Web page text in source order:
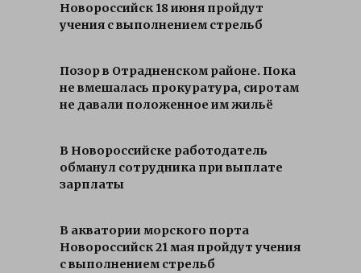
Новороссийск 18 июня пройдут
учения с выполнением стрельб
Позор в Отрадненском районе. Пока
не вмешалась прокуратура, сиротам
не давали положенное им жильё
В Новороссийске работодатель
обманул сотрудника при выплате
зарплаты
В акватории морского порта
Новороссийск 21 мая пройдут учения
с выполнением стрельб